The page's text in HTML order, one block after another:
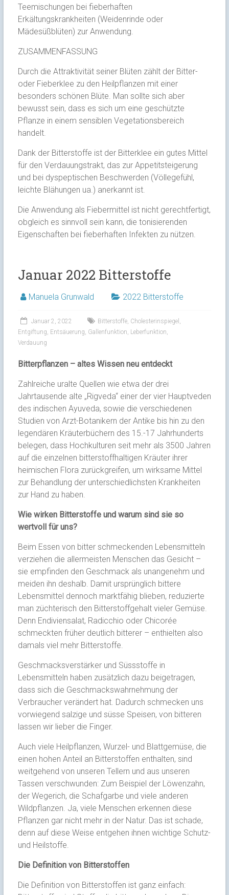
Teemischungen bei fieberhaften
Erkältungskrankheiten (Weidenrinde oder
Mädesüßblüten) zur Anwendung.
ZUSAMMENFASSUNG
Durch die Attraktivität seiner Blüten zählt der Bitter-
oder Fieberklee zu den Heilpflanzen mit einer
besonders schönen Blüte. Man sollte sich aber
bewusst sein, dass es sich um eine geschützte
Pflanze in einem sensiblen Vegetationsbereich
handelt.
Dank der Bitterstoffe ist der Bitterklee ein gutes Mittel
für den Verdauungstrakt, das zur Appetitsteigerung
und bei dyspeptischen Beschwerden (Völlegefühl,
leichte Blähungen ua.) anerkannt ist.
Die Anwendung als Fiebermittel ist nicht gerechtfertigt,
obgleich es sinnvoll sein kann, die tonisierenden
Eigenschaften bei fieberhaften Infekten zu nützen.
Januar 2022 Bitterstoffe
Manuela Grunwald 2022 Bitterstoffe
Januar 2, 2022 Bitterstoffe, Cholesterinspiegel
Entgiftung Entsäuerung Gallenfunktion Leberfunktion
Verdauung
Bitterpflanzen – altes Wissen neu entdeckt
Zahlreiche uralte Quellen wie etwa der drei
Jahrtausende alte „Rigveda“ einer der vier Hauptveden
des indischen Ayuveda, sowie die verschiedenen
Studien von Arzt-Botanikern der Antike bis hin zu den
legendären Kräuterbüchern des 15.-17 Jahrhunderts
belegen, dass Hochkulturen seit mehr als 3500 Jahren
auf die einzelnen bitterstoffhaltigen Kräuter ihrer
heimischen Flora zurückgreifen, um wirksame Mittel
zur Behandlung der unterschiedlichsten Krankheiten
zur Hand zu haben.
Wie wirken Bitterstoffe und warum sind sie so
wertvoll für uns?
Beim Essen von bitter schmeckenden Lebensmitteln
verziehen die allermeisten Menschen das Gesicht –
sie empfinden den Geschmack als unangenehm und
meiden ihn deshalb. Damit ursprünglich bittere
Lebensmittel dennoch marktfähig blieben, reduzierte
man züchterisch den Bitterstoffgehalt vieler Gemüse.
Denn Endiviensalat, Radicchio oder Chicorée
schmeckten früher deutlich bitterer – enthielten also
damals viel mehr Bitterstoffe.
Geschmacksverstärker und Süssstoffe in
Lebensmitteln haben zusätzlich dazu beigetragen,
dass sich die Geschmackswahrnehmung der
Verbraucher verändert hat. Dadurch schmecken uns
vorwiegend salzige und süsse Speisen, von bitteren
lassen wir lieber die Finger.
Auch viele Heilpflanzen, Wurzel- und Blattgemüse, die
einen hohen Anteil an Bitterstoffen enthalten, sind
weitgehend von unseren Tellern und aus unseren
Tassen verschwunden: Zum Beispiel der Löwenzahn,
der Wegerich, die Schafgarbe und viele anderen
Wildpflanzen. Ja, viele Menschen erkennen diese
Pflanzen gar nicht mehr in der Natur. Das ist schade,
denn auf diese Weise entgehen ihnen wichtige Schutz-
und Heilstoffe.
Die Definition von Bitterstoffen
Die Definition von Bitterstoffen ist ganz einfach: